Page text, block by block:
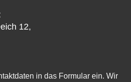
12,
in das Formular ein. Wir